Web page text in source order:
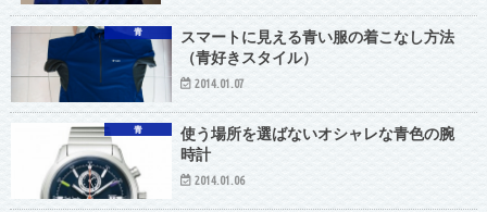
青
スマートに見える青い服の着こなし方法
（青好きスタイル）
2014.01.07
青
使う場所を選ばないオシャレな青色の腕
時計
2014.01.06